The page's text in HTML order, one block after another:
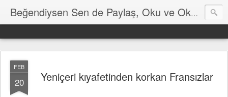
Beğendiysen Sen de Paylaş, Oku ve Okut
FEB
20 Yeniçeri kıyafetinden korkan Fransızlar